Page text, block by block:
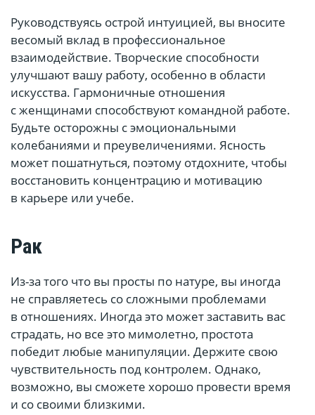
Руководствуясь острой интуицией, вы вносите
весомый вклад в профессиональное
взаимодействие. Творческие способности
улучшают вашу работу, особенно в области
искусства. Гармоничные отношения
с женщинами способствуют командной работе.
Будьте осторожны с эмоциональными
колебаниями и преувеличениями. Ясность
может пошатнуться, поэтому отдохните, чтобы
восстановить концентрацию и мотивацию
в карьере или учебе.
Рак
Из-за того что вы просты по натуре, вы иногда
не справляетесь со сложными проблемами
в отношениях. Иногда это может заставить вас
страдать, но все это мимолетно, простота
победит любые манипуляции. Держите свою
чувствительность под контролем. Однако,
возможно, вы сможете хорошо провести время
и со своими близкими.